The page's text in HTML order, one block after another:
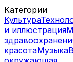
Категории
Культура
и иллюстрация
красотаМузыка